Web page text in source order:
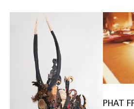
PHAT